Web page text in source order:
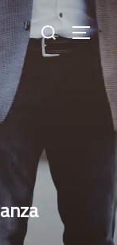
Search
for: